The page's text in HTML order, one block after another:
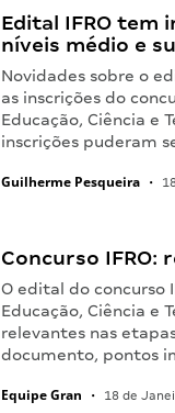
Edital IFRO tem
níveis médio e
Novidades sobre o
as inscrições do
Educação, Ciência e
inscrições puderam
Guilherme Pesqueira •
Concurso IFRO:
O edital do concurso
Educação, Ciência e
relevantes nas
documento, pontos
Equipe Gran • 18 de